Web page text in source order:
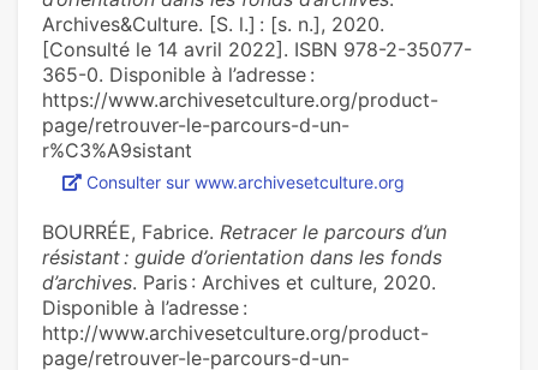
Archives&Culture. [S. l.] : [s. n.], 2020.
[Consulté le 14 avril 2022]. ISBN 978-2-35077-
365-0. Disponible à l’adresse :
https://www.archivesetculture.org/product-
page/retrouver-le-parcours-d-un-
r%C3%A9sistant
Consulter sur www.archivesetculture.org
BOURRÉE, Fabrice. Retracer le parcours d’un
résistant : guide d’orientation dans les fonds
d’archives. Paris : Archives et culture, 2020.
Disponible à l’adresse :
http://www.archivesetculture.org/product-
page/retrouver-le-parcours-d-un-